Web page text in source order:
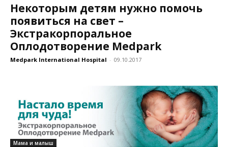
Некоторым детям нужно помочь
появиться на свет –
Экстракорпоральное
Оплодотворение Medpark
Medpark International Hospital - 09.10.2017
Мама и малыш